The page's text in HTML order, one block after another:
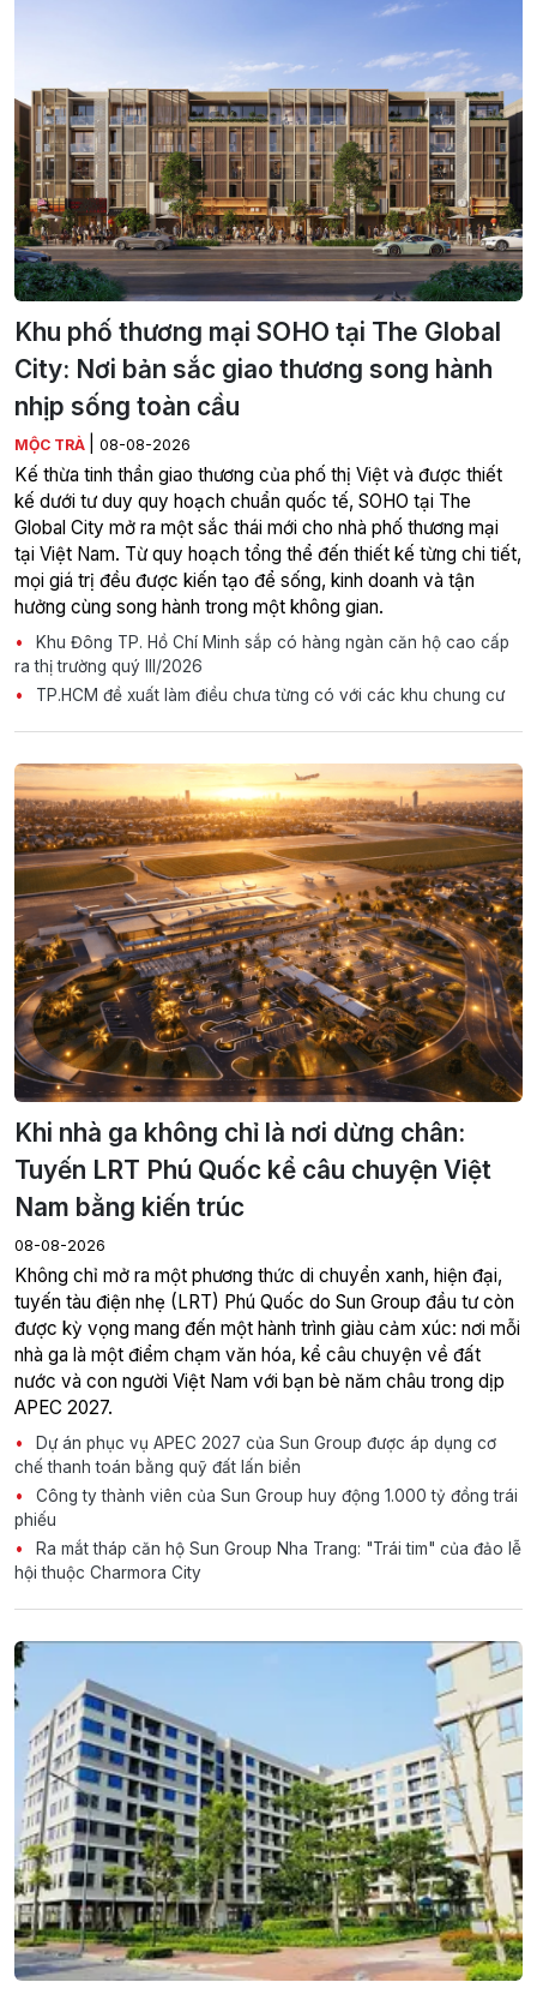
Khu phố thương mại SOHO tại The Global
City: Nơi bản sắc giao thương song hành
nhịp sống toàn cầu
MỘC TRÀ 08-08-2026
Kế thừa tinh thần giao thương của phố thị Việt và được thiết
kế dưới tư duy quy hoạch chuẩn quốc tế, SOHO tại The
Global City mở ra một sắc thái mới cho nhà phố thương mại
tại Việt Nam. Từ quy hoạch tổng thể đến thiết kế từng chi tiết,
mọi giá trị đều được kiến tạo để sống, kinh doanh và tận
hưởng cùng song hành trong một không gian.
Khu Đông TP. Hồ Chí Minh sắp có hàng ngàn căn hộ cao cấp
ra thị trường quý III/2026
TP.HCM đề xuất làm điều chưa từng có với các khu chung cư
Khi nhà ga không chỉ là nơi dừng chân:
Tuyến LRT Phú Quốc kể câu chuyện Việt
Nam bằng kiến trúc
08-08-2026
Không chỉ mở ra một phương thức di chuyển xanh, hiện đại,
tuyến tàu điện nhẹ (LRT) Phú Quốc do Sun Group đầu tư còn
được kỳ vọng mang đến một hành trình giàu cảm xúc: nơi mỗi
nhà ga là một điểm chạm văn hóa, kể câu chuyện về đất
nước và con người Việt Nam với bạn bè năm châu trong dịp
APEC 2027.
Dự án phục vụ APEC 2027 của Sun Group được áp dụng cơ
chế thanh toán bằng quỹ đất lấn biển
Công ty thành viên của Sun Group huy động 1.000 tỷ đồng trái
phiếu
Ra mắt tháp căn hộ Sun Group Nha Trang: "Trái tim" của đảo lễ
hội thuộc Charmora City